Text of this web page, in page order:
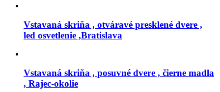
Vstavaná skriňa , otváravé presklené dvere ,
led osvetlenie ,Bratislava
Vstavaná skriňa , posuvné dvere , čierne madla
, Rajec-okolie